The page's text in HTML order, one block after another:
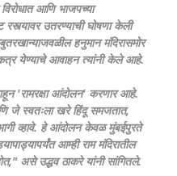
आणि भाजपच्या
रस्त्यावर उतरण्याची घोषणा केली
हनुमान मंदिरासमोर
येण्याचे आवाहन त्यांनी केले आहे.
'रामरक्षा आंदोलन' करणार आहे.
जे स्वतःला खरे हिंदू समजतात,
व्हावे. हे आंदोलन केवळ मुंबईपुरते
आम्ही राम मंदिरातील
असे उद्धव ठाकरे यांनी सांगितले.